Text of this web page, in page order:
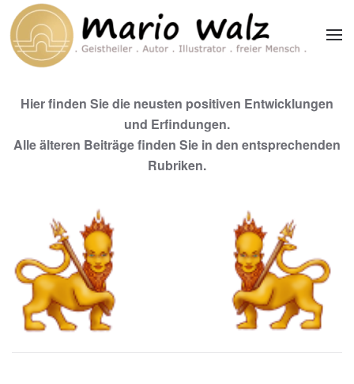
Zum Hauptinhalt springen
Hier finden Sie die neusten positiven Entwicklungen
und Erfindungen.
Alle älteren Beiträge finden Sie in den entsprechenden
Rubriken.